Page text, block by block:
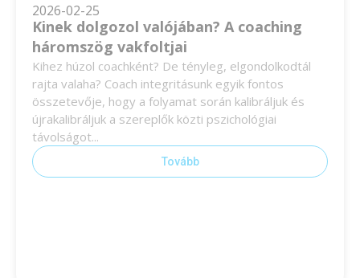
2026-02-25
Kinek dolgozol valójában? A coaching
háromszög vakfoltjai
Kihez húzol coachként? De tényleg, elgondolkodtál
rajta valaha? Coach integritásunk egyik fontos
összetevője, hogy a folyamat során kalibráljuk és
újrakalibráljuk a szereplők közti pszichológiai
távolságot...
Tovább